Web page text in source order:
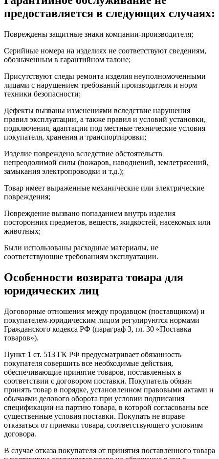
окружающей среды
при хранении
-40…70 °C
температура
-40…70 °C
Категория
перенапряжения
Класс I в соответствии с IEC 60536
Степень защиты IP
IP66 в соответствии с МЭК 60529
IP67
степень защиты
NEMA 13
Степень
ударостойкости IK
IK06 в соответствии с IEC 50102
Стандарты
JIS C8201-5-1
UL 508
EN/IEC 60947-5-5
EN/IEC 60947-5-1
CSA C22.2 № 14
EN/IEC 60947-5-4
Сертификаты
LROS (Lloyds register of shipping)
CSA
DNV
5 gn (частота= 2…500 Гц) в соответствии
30 gn (продолжительность = 18 мс) для
половина ускорения синусоидальной
волны в соответствии с IEC 60068-2-27
50 gn (продолжительность = 11 мс) для
половина ускорения синусоидальной
волны в соответствии с IEC 60068-2-27
Кол-во единиц в упаковке
1
Вес упаковки
83,0 г
Высота упаковки 1
8,8 см
Ширина упаковки 1
3,4 см
Длина упаковки 1
5,4 см
Тип упаковки 2
P06
Количество штук в упаковке 2 1200
Вес упаковки 2
Ширина упаковки 2
80 см
предоставляется в следующих случаях:
Повреждены защитные знаки компании-производителя;
Серийные номера на изделиях не соответствуют сведениям,
обозначенным в гарантийном талоне;
Присутствуют следы ремонта изделия неуполномоченными
лицами с нарушением требований производителя и норм
техники безопасности;
Дефекты вызваны изменениями вследствие нарушения
правил эксплуатации, а также правил и условий установки,
подключения, адаптации под местные технические условия
покупателя, хранения и транспортировки;
Изделие повреждено вследствие обстоятельств
непреодолимой силы (пожаров, наводнений, землетрясений,
замыкания электропроводки и т.д.);
Товар имеет выраженные механические или электрические
повреждения;
Повреждение вызвано попаданием внутрь изделия
посторонних предметов, веществ, жидкостей, насекомых или
животных;
Были использованы расходные материалы, не
соответствующие требованиям эксплуатации.
Особенности возврата товара для
юридических лиц
Договорные отношения между продавцом (поставщиком) и
покупателем-юридическим лицом регулируются нормами
Гражданского кодекса РФ (параграф 3, гл. 30 «Поставка
товаров»).
Пункт 1 ст. 513 ГК РФ предусматривает обязанность
покупателя совершить все необходимые действия,
обеспечивающие принятие товаров, поставленных в
соответствии с договором поставки. Покупатель обязан
принять товар в порядке, установленном правовыми актами и
обычаями делового оборота при условии подписания
спецификации на партию товара, в которой согласованы все
существенные условия поставки. Покупать не вправе
отказаться от приемки товара, соответствующего условиям
договора.
В случае отказа покупателя от принятия поставленного товара